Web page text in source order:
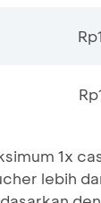
1x
lebih